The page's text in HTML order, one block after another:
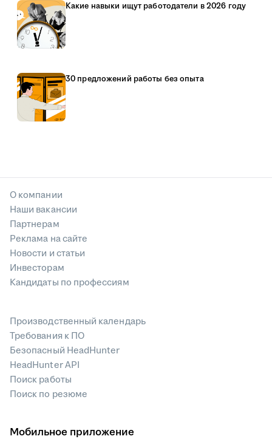
Какие навыки ищут работодатели в 2026 году
30 предложений работы без опыта
О компании
Наши вакансии
Партнерам
Реклама на сайте
Новости и статьи
Инвесторам
Кандидаты по профессиям
Производственный календарь
Требования к ПО
Безопасный HeadHunter
HeadHunter API
Поиск работы
Поиск по резюме
Мобильное приложение